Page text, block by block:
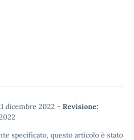
dicembre 2022 - Revisione:
specificato, questo articolo è stato